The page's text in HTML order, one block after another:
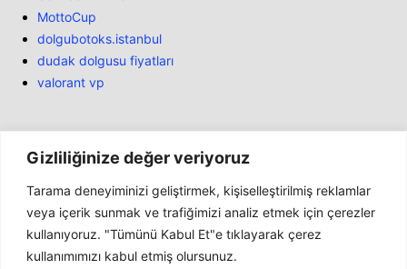
Gizliliğinize değer veriyoruz
Tarama deneyiminizi geliştirmek, kişiselleştirilmiş reklamlar
veya içerik sunmak ve trafiğimizi analiz etmek için çerezler
kullanıyoruz. "Tümünü Kabul Et"e tıklayarak çerez
kullanımımızı kabul etmiş olursunuz.
MottoCup
dolgubotoks.istanbul
dudak dolgusu fiyatları
valorant vp
Bülten
Haber
İnceleme